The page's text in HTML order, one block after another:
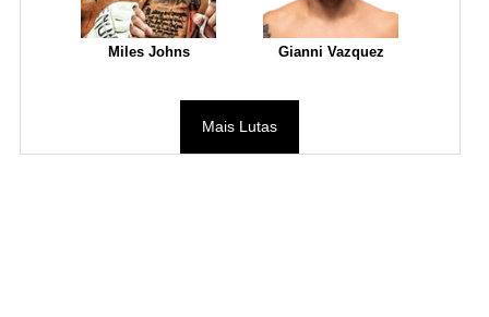
Miles Johns Gianni Vazquez
Mais Lutas